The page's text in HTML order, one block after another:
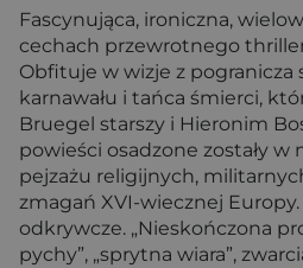
Fascynująca, ironiczna,
cechach przewrotnego
Obfituje w wizje z pogranicza
karnawału i tańca śmierci,
Bruegel starszy i Hieronim
powieści osadzone zostały
pejzażu religijnych,
zmagań XVI-wiecznej Europy.
odkrywcze. „Nieskończona
pychy”, „sprytna wiara”,